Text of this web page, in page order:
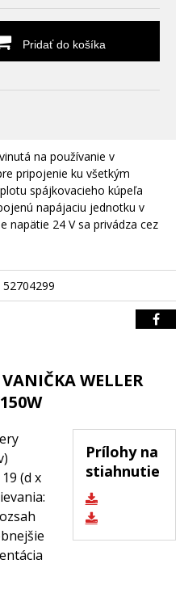
Pridať do košíka
na používanie v
pripojenie ku všetkým
spájkovacieho kúpeľa
napájaciu jednotku v
napätie 24 V sa privádza cez
52704299
WELLER
Prílohy na
stiahnutie
(d x